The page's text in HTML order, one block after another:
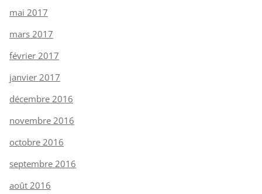
mai 2017
mars 2017
février 2017
janvier 2017
décembre 2016
novembre 2016
octobre 2016
septembre 2016
août 2016